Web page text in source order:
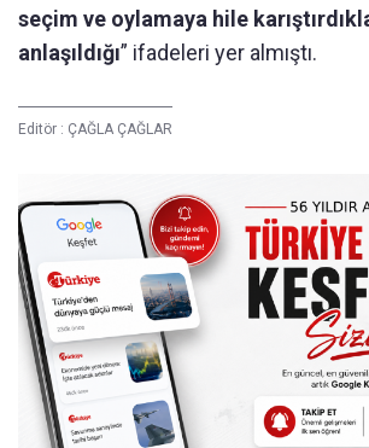
seçim ve oylamaya hile
anlaşıldığı” ifadeleri yer almıştı.
Editör : ÇAĞLA ÇAĞLAR